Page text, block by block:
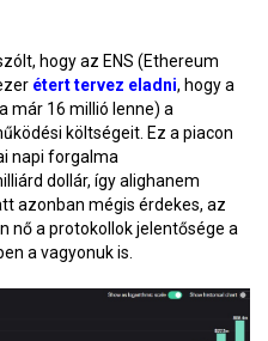
hogy az ENS (Ethereum
étert tervez eladni, hogy a
már 16 millió lenne) a
költségeit. Ez a piacon
napi forgalma
dollár, így alighanem
azonban mégis érdekes, az
nő a protokollok jelentősége a
a vagyonuk is.